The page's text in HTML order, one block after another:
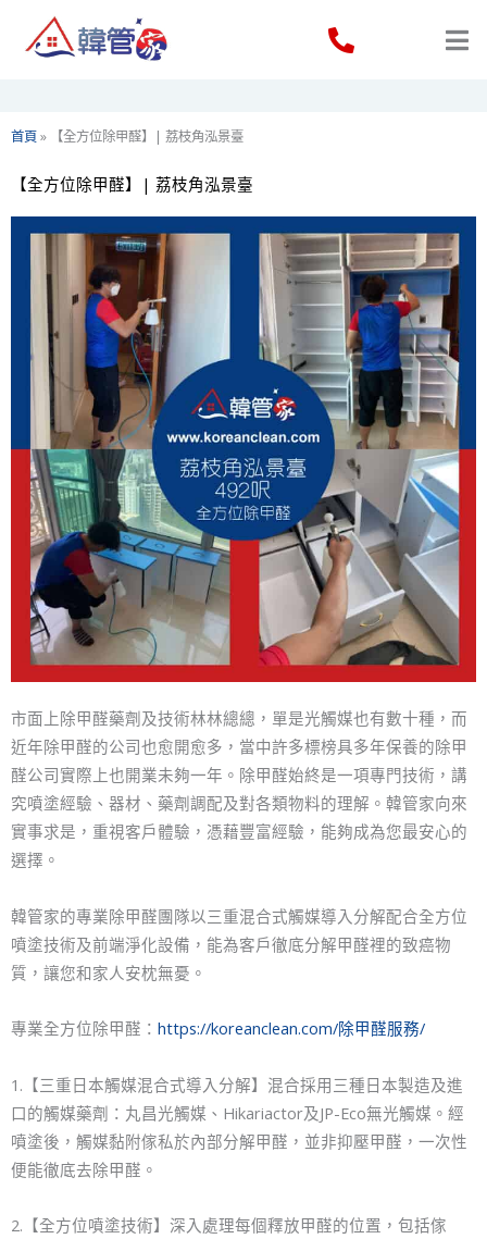
首頁» 【全方位除甲醛】| 荔枝角泓景臺
【全方位除甲醛】| 荔枝角泓景臺
市面上除甲醛藥劑及技術林林總總，單是光觸媒也有數十種，而
近年除甲醛的公司也愈開愈多，當中許多標榜具多年保養的除甲
醛公司實際上也開業未夠一年。除甲醛始終是一項專門技術，講
究噴塗經驗、器材、藥劑調配及對各類物料的理解。韓管家向來
實事求是，重視客戶體驗，憑藉豐富經驗，能夠成為您最安心的
選擇。
韓管家的專業除甲醛團隊以三重混合式觸媒導入分解配合全方位
噴塗技術及前端淨化設備，能為客戶徹底分解甲醛裡的致癌物
質，讓您和家人安枕無憂。
專業全方位除甲醛： https://koreanclean.com/除甲醛服務/
1.【三重日本觸媒混合式導入分解】混合採用三種日本製造及進
口的觸媒藥劑：丸昌光觸媒、Hikariactor及JP-Eco無光觸媒。經
噴塗後，觸媒黏附傢私於內部分解甲醛，並非抑壓甲醛，一次性
便能徹底去除甲醛。
2.【全方位噴塗技術】深入處理每個釋放甲醛的位置，包括傢